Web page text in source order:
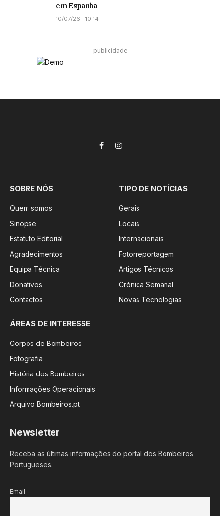
em Espanha
10/07/26 - 10:14
publicidade
FacebookInstagram
SOBRE NÓS
Quem somos
Sinopse
Estatuto Editorial
Agradecimentos
Equipa Técnica
Donativos
Contactos
TIPO DE NOTÍCIAS
Gerais
Locais
Internacionais
Fotorreportagem
Artigos Técnicos
Crónica Semanal
Novas Tecnologias
ÁREAS DE INTERESSE
Corpos de Bombeiros
Fotografia
História dos Bombeiros
Informações Operacionais
Arquivo Bombeiros.pt
Newsletter
Receba as últimas informações do portal dos Bombeiros
Portugueses.
Email